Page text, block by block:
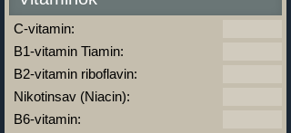
C-vitamin:
B1-vitamin Tiamin:
B2-vitamin riboflavin:
Nikotinsav (Niacin):
B6-vitamin: